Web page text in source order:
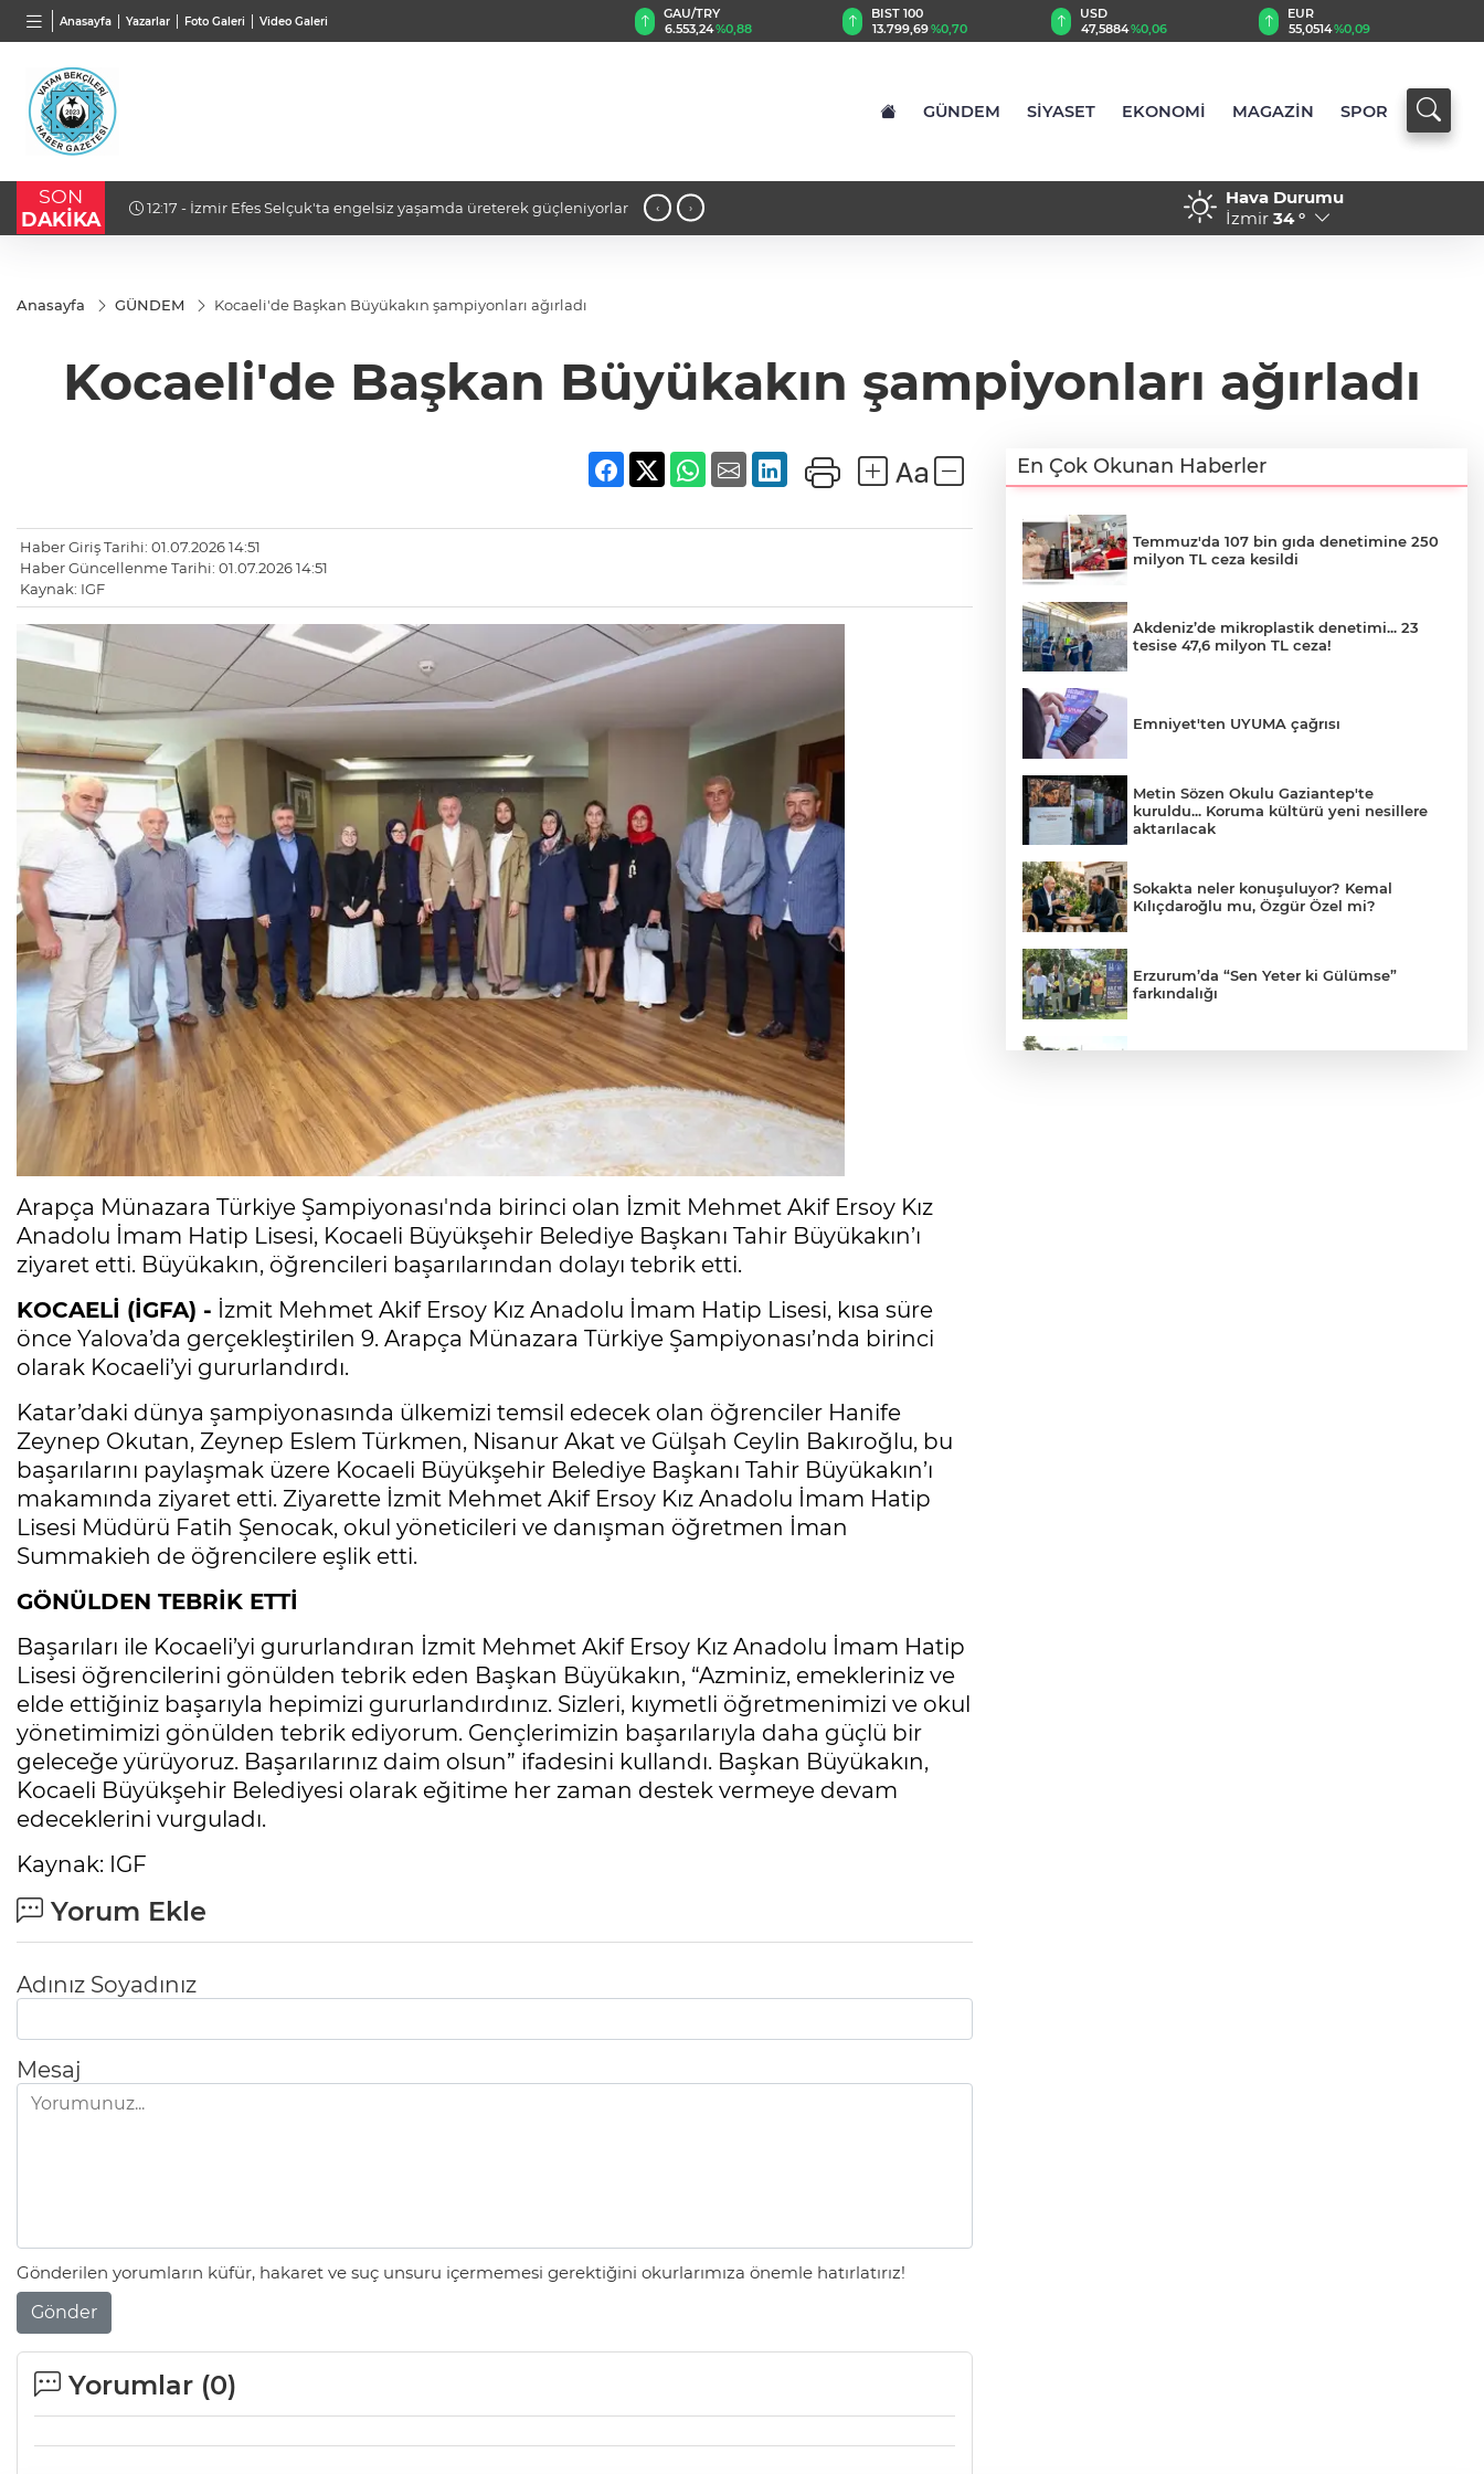
Anasayfa Yazarlar Foto Galeri Video Galeri
TND
16,2473%-0,45
BGN
28,0626%0,37
GAU/TRY
6.553,24%0,88
BIST 100
13.799,69%0,70
USD
47,5884%0,06
EUR
55,0514%0,09
GÜNDEM SİYASET EKONOMİ MAGAZİN SPOR
SON
DAKİKA
12:17 - İzmir Efes Selçuk'ta engelsiz yaşamda üreterek güçleniyorlar 12:17 - Edirne Keşan'da
‹ ›
Hava Durumu
İzmir 34 °
Anasayfa GÜNDEM Kocaeli'de Başkan Büyükakın şampiyonları ağırladı
Kocaeli'de Başkan Büyükakın şampiyonları ağırladı
Haber Giriş Tarihi: 01.07.2026 14:51
Haber Güncellenme Tarihi: 01.07.2026 14:51
Kaynak: IGF
Arapça Münazara Türkiye Şampiyonası'nda birinci olan İzmit Mehmet Akif Ersoy Kız
Anadolu İmam Hatip Lisesi, Kocaeli Büyükşehir Belediye Başkanı Tahir Büyükakın’ı
ziyaret etti. Büyükakın, öğrencileri başarılarından dolayı tebrik etti.
KOCAELİ (İGFA) - İzmit Mehmet Akif Ersoy Kız Anadolu İmam Hatip Lisesi, kısa süre
önce Yalova’da gerçekleştirilen 9. Arapça Münazara Türkiye Şampiyonası’nda birinci
olarak Kocaeli’yi gururlandırdı.
Katar’daki dünya şampiyonasında ülkemizi temsil edecek olan öğrenciler Hanife
Zeynep Okutan, Zeynep Eslem Türkmen, Nisanur Akat ve Gülşah Ceylin Bakıroğlu, bu
başarılarını paylaşmak üzere Kocaeli Büyükşehir Belediye Başkanı Tahir Büyükakın’ı
makamında ziyaret etti. Ziyarette İzmit Mehmet Akif Ersoy Kız Anadolu İmam Hatip
Lisesi Müdürü Fatih Şenocak, okul yöneticileri ve danışman öğretmen İman
Summakieh de öğrencilere eşlik etti.
GÖNÜLDEN TEBRİK ETTİ
Başarıları ile Kocaeli’yi gururlandıran İzmit Mehmet Akif Ersoy Kız Anadolu İmam Hatip
Lisesi öğrencilerini gönülden tebrik eden Başkan Büyükakın, “Azminiz, emekleriniz ve
elde ettiğiniz başarıyla hepimizi gururlandırdınız. Sizleri, kıymetli öğretmenimizi ve okul
yönetimimizi gönülden tebrik ediyorum. Gençlerimizin başarılarıyla daha güçlü bir
geleceğe yürüyoruz. Başarılarınız daim olsun” ifadesini kullandı. Başkan Büyükakın,
Kocaeli Büyükşehir Belediyesi olarak eğitime her zaman destek vermeye devam
edeceklerini vurguladı.
Kaynak: IGF
Yorum Ekle
Adınız Soyadınız
Mesaj
Gönderilen yorumların küfür, hakaret ve suç unsuru içermemesi gerektiğini okurlarımıza önemle hatırlatırız!
Gönder
Yorumlar (0)
En Çok Okunan Haberler
Temmuz'da 107 bin gıda denetimine 250
milyon TL ceza kesildi
Akdeniz’de mikroplastik denetimi... 23
tesise 47,6 milyon TL ceza!
Emniyet'ten UYUMA çağrısı
Metin Sözen Okulu Gaziantep'te
kuruldu... Koruma kültürü yeni nesillere
aktarılacak
Sokakta neler konuşuluyor? Kemal
Kılıçdaroğlu mu, Özgür Özel mi?
Erzurum’da “Sen Yeter ki Gülümse”
farkındalığı